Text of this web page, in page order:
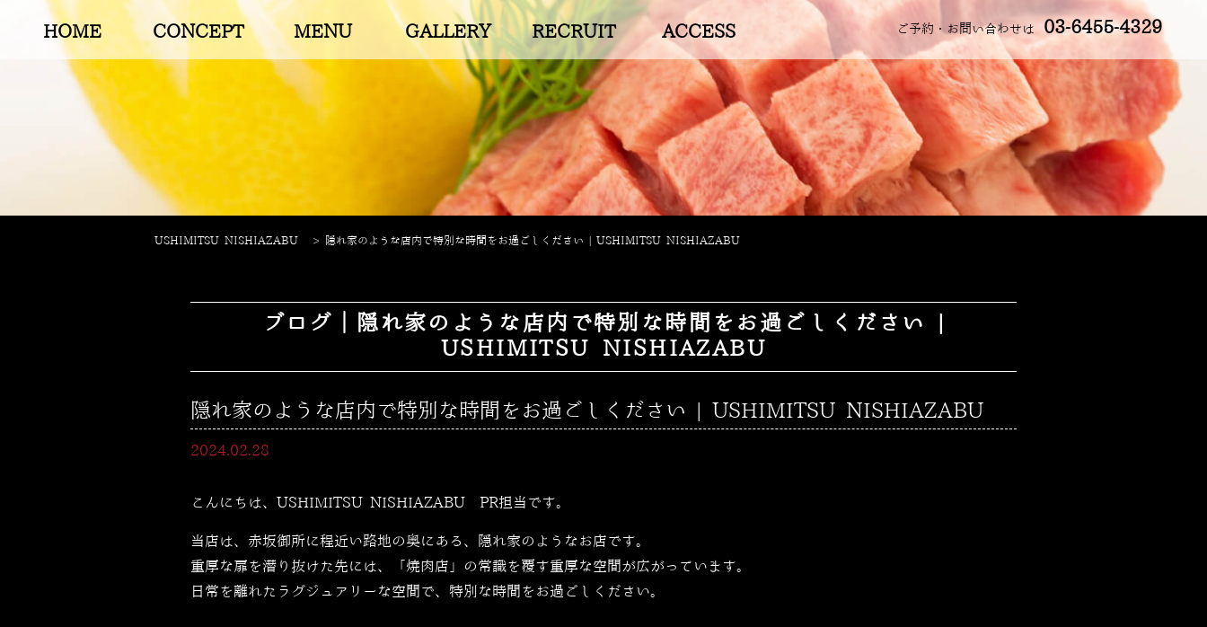
HOME CONCEPT MENU GALLERY RECRUIT ACCESS ご予約・お問い合わせは 03-6455-4329
USHIMITSU NISHIAZABU > 隠れ家のような店内で特別な時間をお過ごしください | USHIMITSU NISHIAZABU
ブログ｜隠れ家のような店内で特別な時間をお過ごしください |
USHIMITSU NISHIAZABU
隠れ家のような店内で特別な時間をお過ごしください | USHIMITSU NISHIAZABU
2024.02.28
こんにちは、USHIMITSU NISHIAZABU PR担当です。
当店は、赤坂御所に程近い路地の奥にある、隠れ家のようなお店です。
重厚な扉を潜り抜けた先には、「焼肉店」の常識を覆す重厚な空間が広がっています。
日常を離れたラグジュアリーな空間で、特別な時間をお過ごしください。